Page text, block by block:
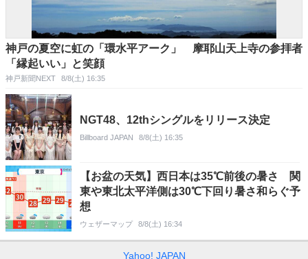
神戸の夏空に虹の「環水平アーク」 摩耶山天上寺の参拝者
「縁起いい」と笑顔
神戸新聞NEXT 8/8(土) 16:35
NGT48、12thシングルをリリース決定
Billboard JAPAN 8/8(土) 16:35
【お盆の天気】西日本は35℃前後の暑さ 関
東や東北太平洋側は30℃下回り暑さ和らぐ予
想
ウェザーマップ 8/8(土) 16:34
Yahoo! JAPAN